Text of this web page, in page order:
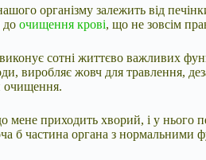
організму залежить від
до очищення крові, що не зовсім
сотні життєво важливих
виробляє жовч для травлення,
очищення.
приходить хворий, і у нього
б частина органа з нормальними